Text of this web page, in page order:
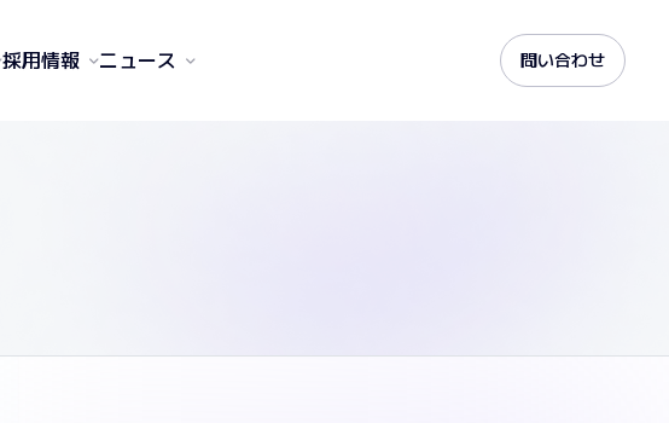
採用情報 ニュース 問い合わせ